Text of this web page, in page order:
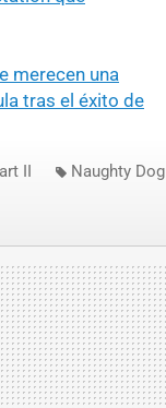
merecen una
tras el éxito de
II Naughty Dog